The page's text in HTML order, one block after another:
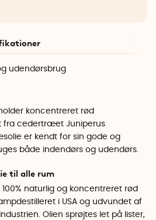
udendørsbrug
koncentreret rød
cedertræet Juniperus
er kendt for sin gode og
både indendørs og udendørs.
til alle rum
100% naturlig og koncentreret rød
i USA og udvundet af
Olien sprøjtes let på lister,